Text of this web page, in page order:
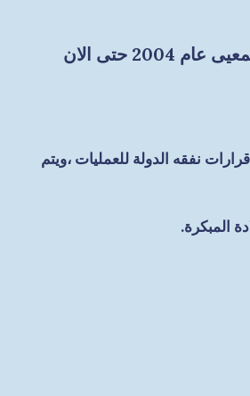
نفقه الدولة للعمليات ،ويتم
المبكرة.